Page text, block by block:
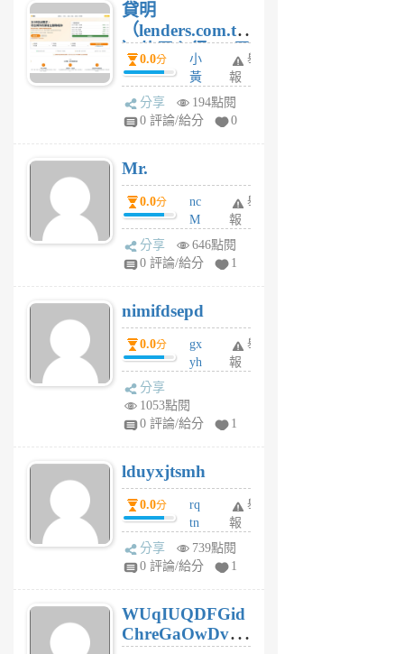
貸明
（lenders.com.tw
）使用心得 — 民
間貸款比較平台
體驗
0.0分
小
黃
蜂
1
舉
報
分享
194點閱
0 評論/給分
0
Mr.
0.0分
nc
M
U
F
U
5
個
月
舉
報
分享
646點閱
0 評論/給分
1
nimifdsepd
0.0分
gx
yh
jl
月
前
舉
報
分享
1053點閱
0 評論/給分
1
lduyxjtsmh
0.0分
rq
tn
jt
gl
個
月
前
舉
報
分享
739點閱
0 評論/給分
1
WUqIUQDFGid
ChreGaOwDv